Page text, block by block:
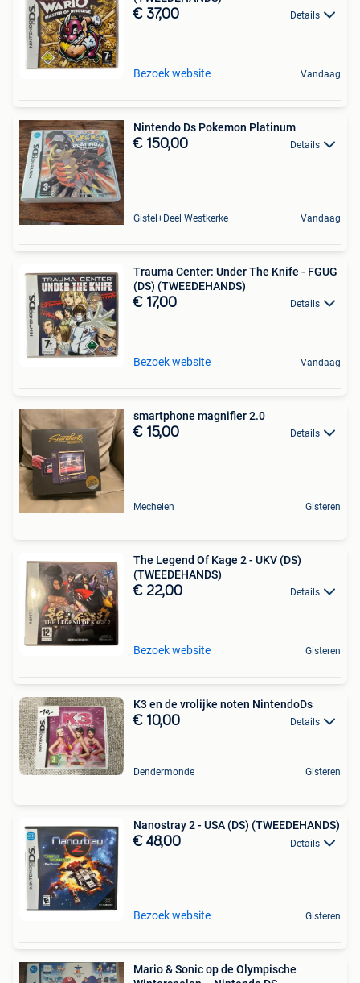
€ 37,00 Details
Bezoek website Vandaag
Nintendo Ds Pokemon Platinum
€ 150,00 Details
Gistel+Deel Westkerke Vandaag
Trauma Center: Under The Knife - FGUG
(DS) (TWEEDEHANDS)
€ 17,00 Details
Bezoek website Vandaag
smartphone magnifier 2.0
€ 15,00 Details
Mechelen Gisteren
The Legend Of Kage 2 - UKV (DS)
(TWEEDEHANDS)
€ 22,00 Details
Bezoek website Gisteren
K3 en de vrolijke noten NintendoDs
€ 10,00 Details
Dendermonde Gisteren
Nanostray 2 - USA (DS) (TWEEDEHANDS)
€ 48,00 Details
Bezoek website Gisteren
Mario & Sonic op de Olympische